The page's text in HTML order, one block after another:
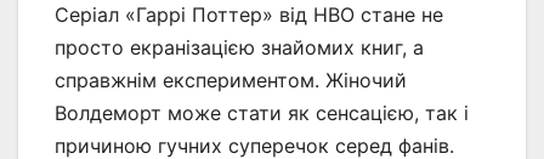
Серіал «Гаррі Поттер» від HBO стане не
просто екранізацією знайомих книг, а
справжнім експериментом. Жіночий
Волдеморт може стати як сенсацією, так і
причиною гучних суперечок серед фанів.